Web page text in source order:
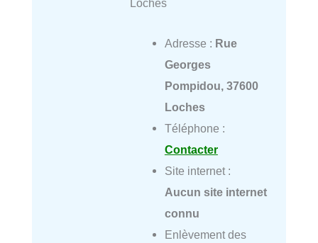
Loches
Adresse : Rue
Georges
Pompidou, 37600
Loches
Téléphone :
Contacter
Site internet :
Aucun site internet
connu
Enlèvement des